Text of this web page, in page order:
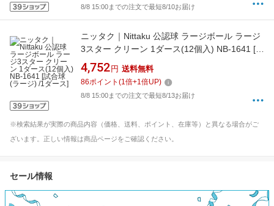
8/8 15:00までの注文で最短8/10お届け
ニッタク｜Nittaku 公認球 ラージボール ラージ
3スター クリーン 1ダース(12個入) NB-1641 [試
合球(ラージ) /1ダース]
4,752 円 送料無料
86ポイント (1倍+1倍UP)
8/8 15:00までの注文で最短8/13お届け
※検索結果が実際の商品内容（価格、送料、ポイント、在庫等）と異なる場合がご
ざいます。正しい情報は商品ページをご確認ください。
セール情報